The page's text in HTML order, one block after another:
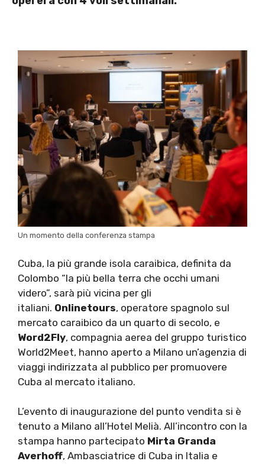
Un momento della conferenza stampa
Cuba, la più grande isola caraibica, definita da
Colombo “la più bella terra che occhi umani
videro”, sarà più vicina per gli
italiani. Onlinetours, operatore spagnolo sul
mercato caraibico da un quarto di secolo, e
Word2Fly, compagnia aerea del gruppo turistico
World2Meet, hanno aperto a Milano un’agenzia di
viaggi indirizzata al pubblico per promuovere
Cuba al mercato italiano.
L’evento di inaugurazione del punto vendita si è
tenuto a Milano all’Hotel Melià. All’incontro con la
stampa hanno partecipato Mirta Granda
Averhoff, Ambasciatrice di Cuba in Italia e